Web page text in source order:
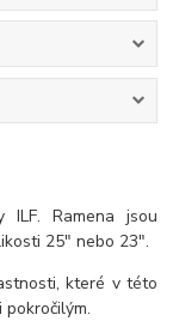
ILF. Ramena jsou
25" nebo 23".
které v této